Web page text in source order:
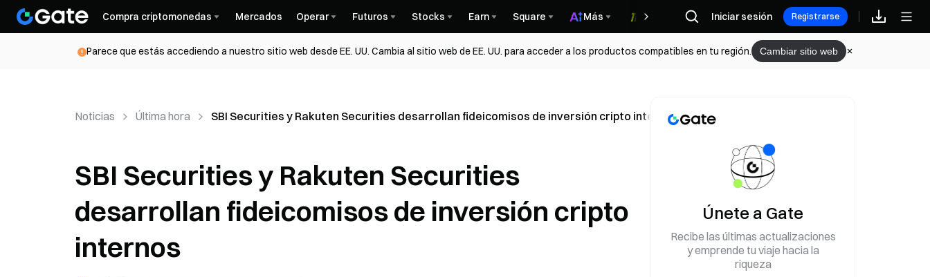
Compra criptomonedas Mercados Operar Futuros Stocks Earn Square Más Recompensas
Iniciar sesión Registrarse
Parece que estás accediendo a nuestro sitio web desde EE. UU. Cambia al sitio web de EE. UU. para acceder a los productos compatibles en tu región. Cambiar sitio web
Noticias Última hora SBI Securities y Rakuten Securities desarrollan fideicomisos de inversión cripto internos
SBI Securities y Rakuten Securities
desarrollan fideicomisos de inversión cripto
internos
Únete a Gate
Recibe las últimas actualizaciones
y emprende tu viaje hacia la
riqueza